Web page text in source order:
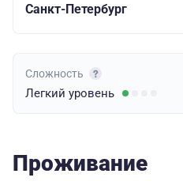
Санкт-Петербург
Сложность
Легкий уровень
Проживание